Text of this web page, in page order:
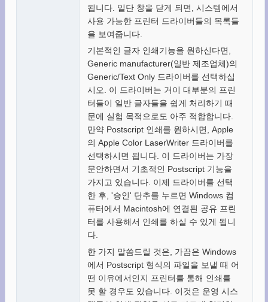
됩니다. 일단 창을 닫게 되면, 시스템에서
사용 가능한 프린터 드라이버들의 목록들
을 보여줍니다.
기본적인 글자 인쇄기능을 원하신다면,
Generic manufacturer(일반 제조업체)의
Generic/Text Only 드라이버를 선택하십
시오. 이 드라이버는 거이 대부분의 프린
터들이 일반 글자들을 쉽게 처리하기 때
문에 실험 목적으로도 아주 적합합니다.
만약 Postscript 인쇄를 원하시면, Apple
의 Apple Color LaserWriter 드라이버를
선택하시면 됩니다. 이 드라이버는 가장
문안하면서 기초적인 Postscript 기능을
가지고 있습니다. 이제 드라이버를 선택
한 후, '승인' 단추를 누르면 Windows 컴
퓨터에서 Macintosh에 연결된 공유 프린
터를 사용해서 인쇄를 하실 수 있게 됩니
다.
한 가지 말씀드릴 것은, 가끔은 Windows
에서 Postscript 형식의 파일을 보낼 때 어
떤 이유에서인지 프린터를 통해 인쇄를
못 할 경우도 있습니다. 이것은 운영 시스